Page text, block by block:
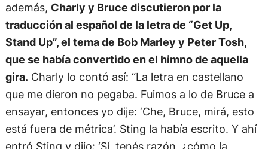
además, Charly y Bruce discutieron por la
traducción al español de la letra de “Get Up,
Stand Up”, el tema de Bob Marley y Peter Tosh,
que se había convertido en el himno de aquella
gira.Charly lo contó así: “La letra en castellano
que me dieron no pegaba. Fuimos a lo de Bruce a
ensayar, entonces yo dije: ‘Che, Bruce, mirá, esto
está fuera de métrica’. Sting la había escrito. Y ahí
entró Sting y dijo: ‘Sí, tenés razón, ¿cómo la